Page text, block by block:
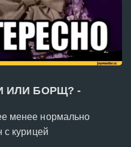
ИЛИ БОРЩ? -
менее нормально
с курицей